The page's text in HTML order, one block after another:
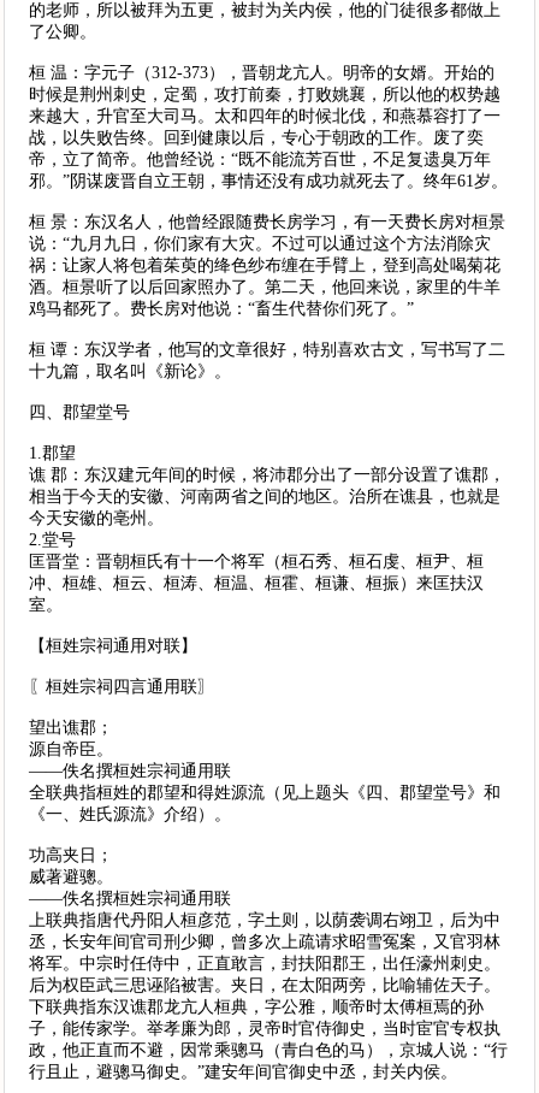
的老师，所以被拜为五更，被封为关内侯，他的门徒很多都做上
了公卿。
桓 温：字元子（312-373），晋朝龙亢人。明帝的女婿。开始的
时候是荆州刺史，定蜀，攻打前秦，打败姚襄，所以他的权势越
来越大，升官至大司马。太和四年的时候北伐，和燕慕容打了一
战，以失败告终。回到健康以后，专心于朝政的工作。废了奕
帝，立了简帝。他曾经说：“既不能流芳百世，不足复遗臭万年
邪。”阴谋废晋自立王朝，事情还没有成功就死去了。终年61岁。
桓 景：东汉名人，他曾经跟随费长房学习，有一天费长房对桓景
说：“九月九日，你们家有大灾。不过可以通过这个方法消除灾
祸：让家人将包着茱萸的绛色纱布缠在手臂上，登到高处喝菊花
酒。桓景听了以后回家照办了。第二天，他回来说，家里的牛羊
鸡马都死了。费长房对他说：“畜生代替你们死了。”
桓 谭：东汉学者，他写的文章很好，特别喜欢古文，写书写了二
十九篇，取名叫《新论》。
四、郡望堂号
1.郡望
谯 郡：东汉建元年间的时候，将沛郡分出了一部分设置了谯郡，
相当于今天的安徽、河南两省之间的地区。治所在谯县，也就是
今天安徽的亳州。
2.堂号
匡晋堂：晋朝桓氏有十一个将军（桓石秀、桓石虔、桓尹、桓
冲、桓雄、桓云、桓涛、桓温、桓霍、桓谦、桓振）来匡扶汉
室。
【桓姓宗祠通用对联】
〖桓姓宗祠四言通用联〗
望出谯郡；
源自帝臣。
——佚名撰桓姓宗祠通用联
全联典指桓姓的郡望和得姓源流（见上题头《四、郡望堂号》和
《一、姓氏源流》介绍）。
功高夹日；
威著避骢。
——佚名撰桓姓宗祠通用联
上联典指唐代丹阳人桓彦范，字土则，以荫袭调右翊卫，后为中
丞，长安年间官司刑少卿，曾多次上疏请求昭雪冤案，又官羽林
将军。中宗时任侍中，正直敢言，封扶阳郡王，出任濠州刺史。
后为权臣武三思诬陷被害。夹日，在太阳两旁，比喻辅佐天子。
下联典指东汉谯郡龙亢人桓典，字公雅，顺帝时太傅桓焉的孙
子，能传家学。举孝廉为郎，灵帝时官侍御史，当时宦官专权执
政，他正直而不避，因常乘骢马（青白色的马），京城人说：“行
行且止，避骢马御史。”建安年间官御史中丞，封关内侯。